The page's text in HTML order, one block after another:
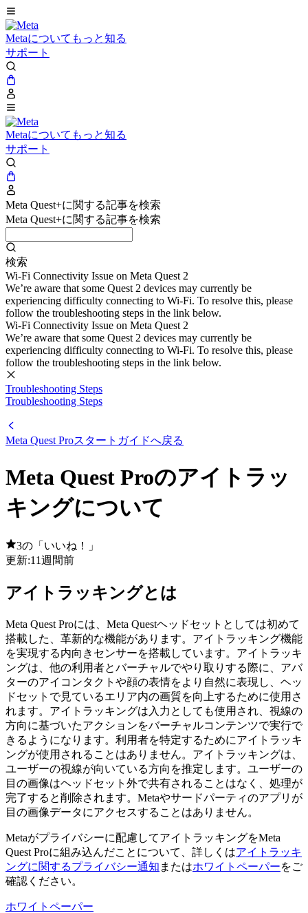
Metaについてもっと知る
サポート
Metaについてもっと知る
サポート
Meta Quest+に関する記事を検索
Meta Quest+に関する記事を検索
検索
Wi-Fi Connectivity Issue on Meta Quest 2
We’re aware that some Quest 2 devices may currently be
experiencing difficulty connecting to Wi-Fi. To resolve this, please
follow the troubleshooting steps in the link below.
Wi-Fi Connectivity Issue on Meta Quest 2
We’re aware that some Quest 2 devices may currently be
experiencing difficulty connecting to Wi-Fi. To resolve this, please
follow the troubleshooting steps in the link below.
Troubleshooting Steps
Troubleshooting Steps
Meta Quest Proスタートガイドへ戻る
Meta Quest Proのアイトラッ
キングについて
3の「いいね！」
更新:11週間前
アイトラッキングとは
Meta Quest Proには、Meta Questヘッドセットとしては初めて
搭載した、革新的な機能があります。アイトラッキング機能
を実現する内向きセンサーを搭載しています。アイトラッキ
ングは、他の利用者とバーチャルでやり取りする際に、アバ
ターのアイコンタクトや顔の表情をより自然に表現し、ヘッ
ドセットで見ているエリア内の画質を向上するために使用さ
れます。アイトラッキングは入力としても使用され、視線の
方向に基づいたアクションをバーチャルコンテンツで実行で
きるようになります。利用者を特定するためにアイトラッキ
ングが使用されることはありません。アイトラッキングは、
ユーザーの視線が向いている方向を推定します。ユーザーの
目の画像はヘッドセット外で共有されることはなく、処理が
完了すると削除されます。Metaやサードパーティのアプリが
目の画像データにアクセスすることはありません。
Metaがプライバシーに配慮してアイトラッキングをMeta
Quest Proに組み込んだことについて、詳しくはアイトラッキ
ングに関するプライバシー通知 またはホワイトペーパーをご
確認ください。
ホワイトペーパー